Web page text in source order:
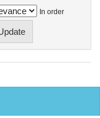
In order